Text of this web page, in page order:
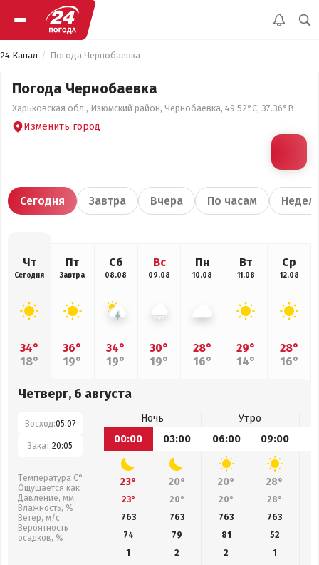
24 Канал Погода Чернобаевка
Погода Чернобаевка
Харьковская обл., Изюмский район, Чернобаевка, 49.52°С, 37.36°В
Изменить город
Сегодня Завтра Вчера По часам
Чт
Сегодня
34°
18°
Пт
Завтра
36°
19°
Сб
08.08
34°
19°
Вс
09.08
30°
19°
Пн
10.08
28°
16°
Вт
11.08
29°
14°
Ср
12.08
28°
16°
Четверг, 6 августа
Восход:05:07
Закат:20:05
Температура С°
Ощущается как
Давление, мм
Влажность, %
Ветер, м/с
Вероятность
осадков, %
Ночь
Утро
00:00
03:00 06:00 09:00
23° 20° 20° 28°
23° 20° 20° 28°
763
763 763 763
74
79 81 52
1
2 2
1